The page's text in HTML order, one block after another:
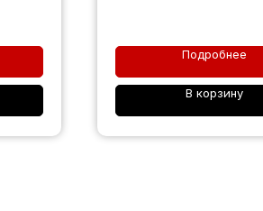
Подробнее
В корзину